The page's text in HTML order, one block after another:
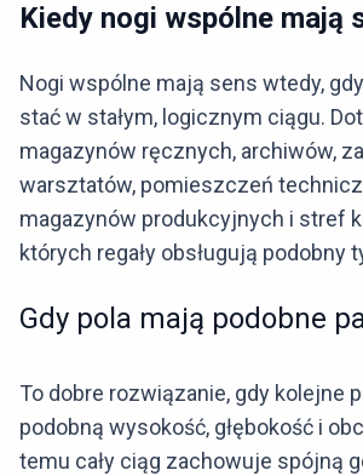
Kiedy nogi wspólne mają
Nogi wspólne mają sens wtedy,
stać w stałym, logicznym ciągu.
magazynów ręcznych, archiwów,
warsztatów, pomieszczeń
magazynów produkcyjnych i stref
których regały obsługują podobny
Gdy pola mają podobne
To dobre rozwiązanie, gdy kolejne
podobną wysokość, głębokość i
temu cały ciąg zachowuje spójną